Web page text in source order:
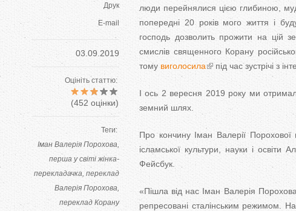
Друк
E-mail
03.09.2019
Оцініть статтю:
(452 оцінки)
Теги:
Іман Валерія Порохова
перша у світі жінка-
перекладачка переклад
Валерія Порохова
переклад Корану
люди перейнялися цією глибиною,
попередні 20 років мого життя і
господь дозволить прожити на цій
смислів священного Корану
тому виголосила під час зустрічі з
І ось 2 вересня 2019 року ми
земний шлях.
Про кончину Іман Валерії Порохової
ісламської культури, науки і освіти
Фейсбук.
«Пішла від нас Іман Валерія
репресовані сталінським режимом.